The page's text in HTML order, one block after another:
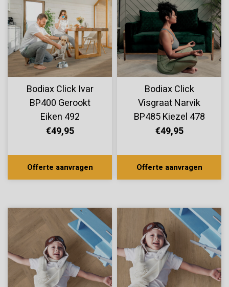
Bodiax Click Ivar
BP400 Gerookt
Eiken 492
€49,95
Offerte aanvragen
Bodiax Click
Visgraat Narvik
BP485 Kiezel 478
€49,95
Offerte aanvragen